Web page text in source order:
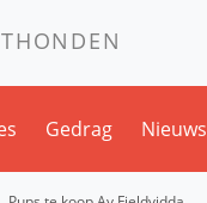
Gedrag Nieuws